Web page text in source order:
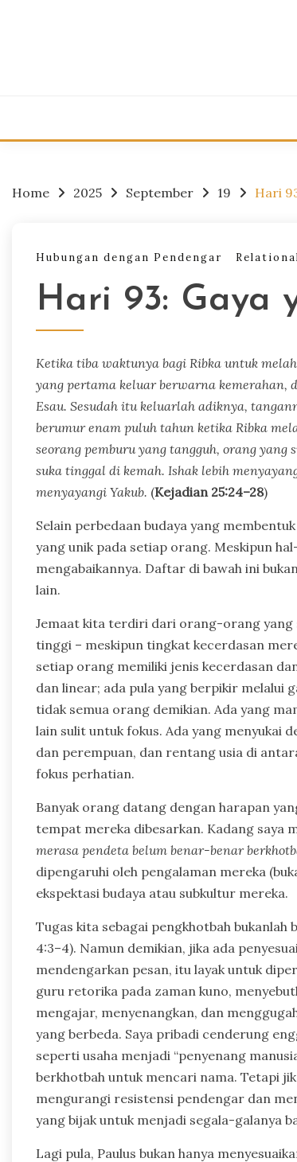
Home 2025 September 19 Hari
Hubungan dengan Pendengar
Hari 93: Gaya
Ketika tiba waktunya bagi Ribka untuk
yang pertama keluar berwarna kemerahan,
Esau. Sesudah itu keluarlah adiknya,
berumur enam puluh tahun ketika Ribka
seorang pemburu yang tangguh, orang
suka tinggal di kemah. Ishak lebih
menyayangi Yakub. (Kejadian 25:24–28)
Selain perbedaan budaya yang
yang unik pada setiap orang. Meskipun
mengabaikannya. Daftar di bawah ini
lain.
Jemaat kita terdiri dari orang-orang
tinggi – meskipun tingkat kecerdasan
setiap orang memiliki jenis kecerdasan
dan linear; ada pula yang berpikir melalui
tidak semua orang demikian. Ada yang
lain sulit untuk fokus. Ada yang menyukai
dan perempuan, dan rentang usia di
fokus perhatian.
Banyak orang datang dengan harapan
tempat mereka dibesarkan. Kadang saya
merasa pendeta belum benar-benar
dipengaruhi oleh pengalaman mereka
ekspektasi budaya atau subkultur mereka.
Tugas kita sebagai pengkhotbah
4:3–4). Namun demikian, jika ada
mendengarkan pesan, itu layak untuk
guru retorika pada zaman kuno,
mengajar, menyenangkan, dan
yang berbeda. Saya pribadi cenderung
seperti usaha menjadi “penyenang
berkhotbah untuk mencari nama. Tetapi
mengurangi resistensi pendengar dan
yang bijak untuk menjadi segala-galanya
Lagi pula, Paulus bukan hanya